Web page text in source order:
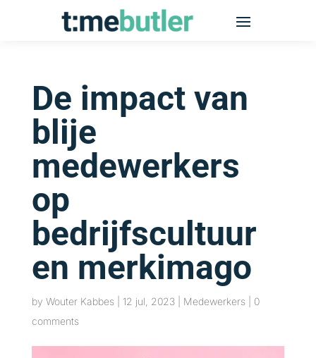
De impact van
blije
medewerkers
op
bedrijfscultuur
en merkimago
by Wouter Kabbes 12 jul, 2023| Medewerkers
0
comments